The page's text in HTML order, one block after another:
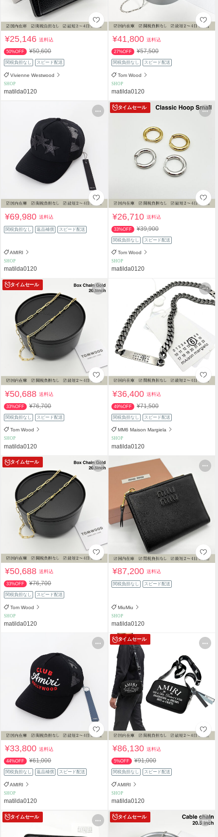
¥25,146送料込
50%OFF ¥50,600
関税負担なし スピード配送
Vivienne Westwood
SHOP
matilda0120
¥41,800送料込
27%OFF ¥57,500
関税負担なし スピード配送
Tom Wood
SHOP
matilda0120
¥69,980送料込
関税負担なし 返品補償 スピード配送
AMIRI
SHOP
matilda0120
タイムセール
¥26,710送料込
33%OFF ¥39,900
関税負担なし スピード配送
Tom Wood
SHOP
matilda0120
タイムセール
¥50,688送料込
33%OFF ¥76,700
関税負担なし スピード配送
Tom Wood
SHOP
matilda0120
¥36,400送料込
49%OFF ¥71,500
関税負担なし スピード配送
MM6 Maison Margiela
SHOP
matilda0120
タイムセール
¥50,688送料込
33%OFF ¥76,700
関税負担なし スピード配送
Tom Wood
SHOP
matilda0120
¥87,200送料込
関税負担なし スピード配送
MiuMiu
SHOP
matilda0120
¥33,800送料込
44%OFF ¥61,000
関税負担なし 返品補償 スピード配送
AMIRI
SHOP
matilda0120
タイムセール
¥86,130送料込
5%OFF ¥91,000
関税負担なし スピード配送
AMIRI
SHOP
matilda0120
タイムセール タイムセール